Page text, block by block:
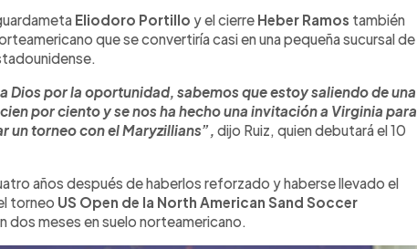
Eliodoro Portillo y el cierre Heber Ramos también
que se convertiría casi en una pequeña sucursal de
Dios por la oportunidad, sabemos que estoy saliendo de una
por ciento y se nos ha hecho una invitación a Virginia para
un torneo con el Maryzillians”, dijo Ruiz, quien debutará el 10
años después de haberlos reforzado y haberse llevado el
torneo US Open de la North American Sand Soccer
dos meses en suelo norteamericano.